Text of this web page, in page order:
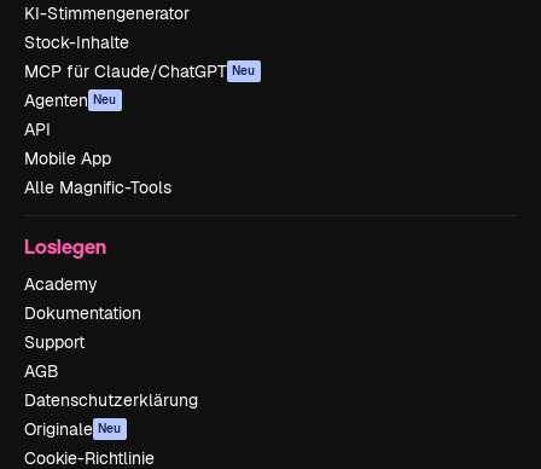
KI-Stimmengenerator
Stock-Inhalte
MCP für Claude/ChatGPT Neu
Agenten Neu
API
Mobile App
Alle Magnific-Tools
Loslegen
Academy
Dokumentation
Support
AGB
Datenschutzerklärung
Originale Neu
Cookie-Richtlinie